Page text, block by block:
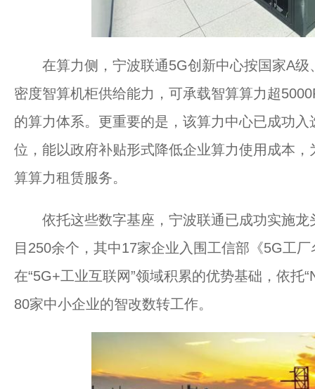
在算力侧，宁波联通5G创新中心按国家A级
密度智算机柜供给能力，可承载智算算力超
的算力体系。更重要的是，该算力中心已成功
位，能以政府补贴形式降低企业算力使用成本
算算力租赁服务。
依托这些数字基座，宁波联通已成功实施龙
目250余个，其中17家企业入围工信部《5G工
在“5G+工业互联网”领域积累的优势基础，依托
80家中小企业的智改数转工作。